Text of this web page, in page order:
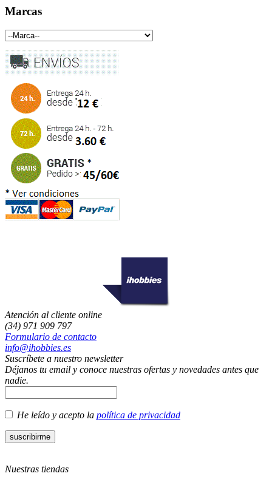
Marcas
Atención al cliente online
(34) 971 909 797
Formulario de contacto
info@ihobbies.es
Suscríbete a nuestro newsletter
Déjanos tu email y conoce nuestras ofertas y novedades antes que
nadie.
He leído y acepto la política de privacidad
Nuestras tiendas